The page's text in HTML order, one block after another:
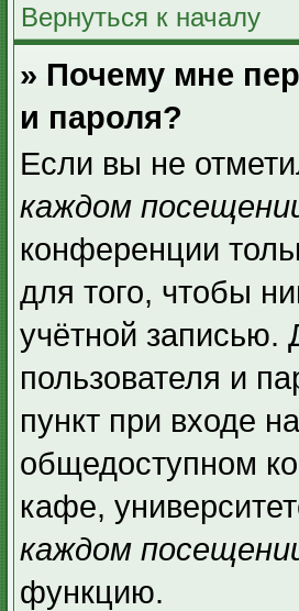
Вернуться к началу
» Почему мне
и пароля?
Если вы не
каждом
конференции
для того, чтобы
учётной записью.
пользователя и
пункт при входе
общедоступном
кафе,
каждом
функцию.